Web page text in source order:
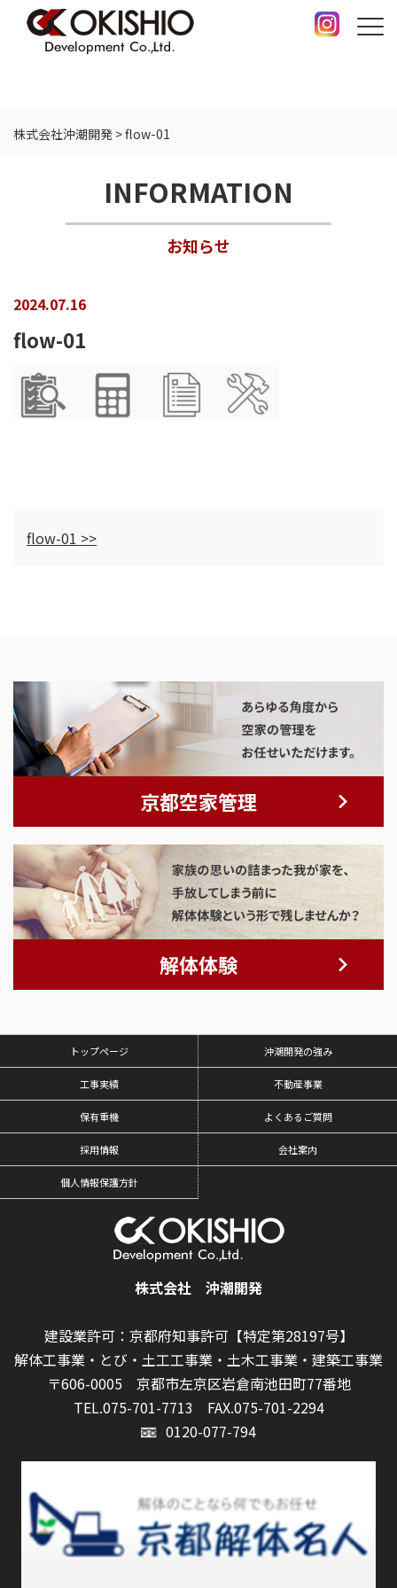
株式会社沖潮開発 >flow-01
INFORMATION
お知らせ
2024.07.16
flow-01
flow-01 >>
京都空家管理
解体体験
トップページ 沖潮開発の強み
工事実績 不動産事業
保有重機 よくあるご質問
採用情報 会社案内
個人情報保護方針
株式会社 沖潮開発
建設業許可：京都府知事許可【特定第28197号】
解体工事業・とび・土工工事業・土木工事業・建築工事業
〒606-0005 京都市左京区岩倉南池田町77番地
TEL.075-701-7713 FAX.075-701-2294
0120-077-794